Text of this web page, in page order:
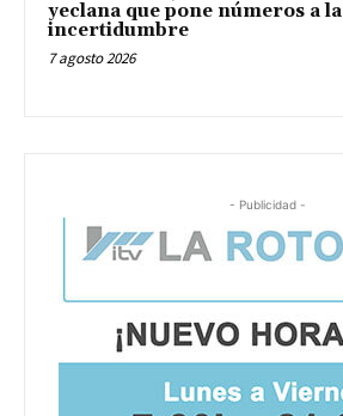
yeclana que pone números a la
incertidumbre
7 agosto 2026
- Publicidad -